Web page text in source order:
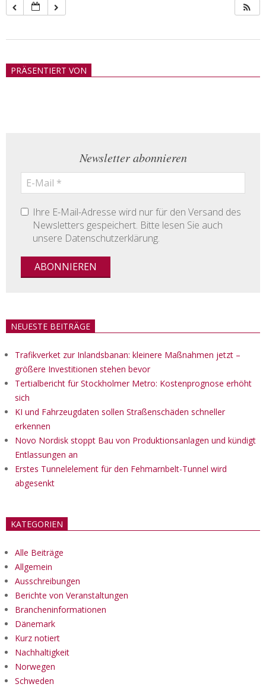
21PRÄSENTIERT VON
Newsletter abonnieren
Ihre E-Mail-Adresse wird nur für den Versand des
Newsletters gespeichert. Bitte lesen Sie auch
unsere Datenschutzerklärung.
NEUESTE BEITRÄGE
Trafikverket zur Inlandsbanan: kleinere Maßnahmen jetzt –
größere Investitionen stehen bevor
Tertialbericht für Stockholmer Metro: Kostenprognose erhöht
sich
KI und Fahrzeugdaten sollen Straßenschäden schneller
erkennen
Novo Nordisk stoppt Bau von Produktionsanlagen und kündigt
Entlassungen an
Erstes Tunnelelement für den Fehmarnbelt-Tunnel wird
abgesenkt
KATEGORIEN
Alle Beiträge
Allgemein
Ausschreibungen
Berichte von Veranstaltungen
Brancheninformationen
Dänemark
Kurz notiert
Nachhaltigkeit
Norwegen
Schweden